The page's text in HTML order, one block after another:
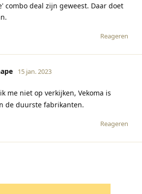
combo deal zijn geweest. Daar doet
Reageren
15 jan. 2023
me niet op verkijken, Vekoma is
de duurste fabrikanten.
Reageren